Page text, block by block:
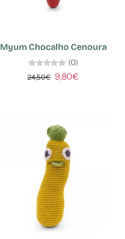
Myum Chocalho Cenoura
(0)
24,50€ 9,80€